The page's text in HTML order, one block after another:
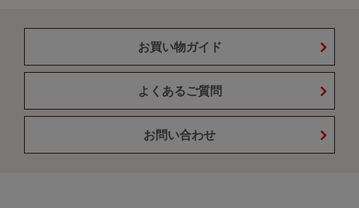
お買い物ガイド
よくあるご質問
お問い合わせ